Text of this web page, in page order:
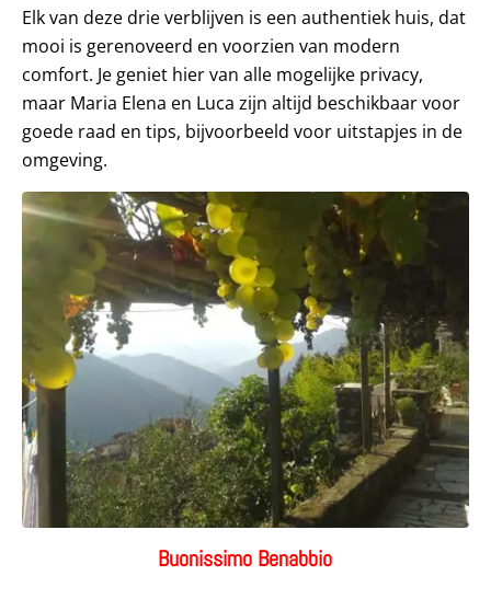
Elk van deze drie verblijven is een authentiek huis, dat
mooi is gerenoveerd en voorzien van modern
comfort. Je geniet hier van alle mogelijke privacy,
maar Maria Elena en Luca zijn altijd beschikbaar voor
goede raad en tips, bijvoorbeeld voor uitstapjes in de
omgeving.
Buonissimo Benabbio